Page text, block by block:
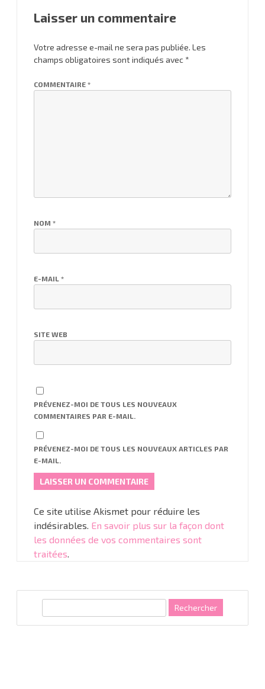
Laisser un commentaire
Votre adresse e-mail ne sera pas publiée. Les
champs obligatoires sont indiqués avec *
COMMENTAIRE *
NOM *
E-MAIL *
SITE WEB
PRÉVENEZ-MOI DE TOUS LES NOUVEAUX
COMMENTAIRES PAR E-MAIL.
PRÉVENEZ-MOI DE TOUS LES NOUVEAUX ARTICLES PAR
E-MAIL.
Ce site utilise Akismet pour réduire les
indésirables. En savoir plus sur la façon dont
les données de vos commentaires sont
traitées.